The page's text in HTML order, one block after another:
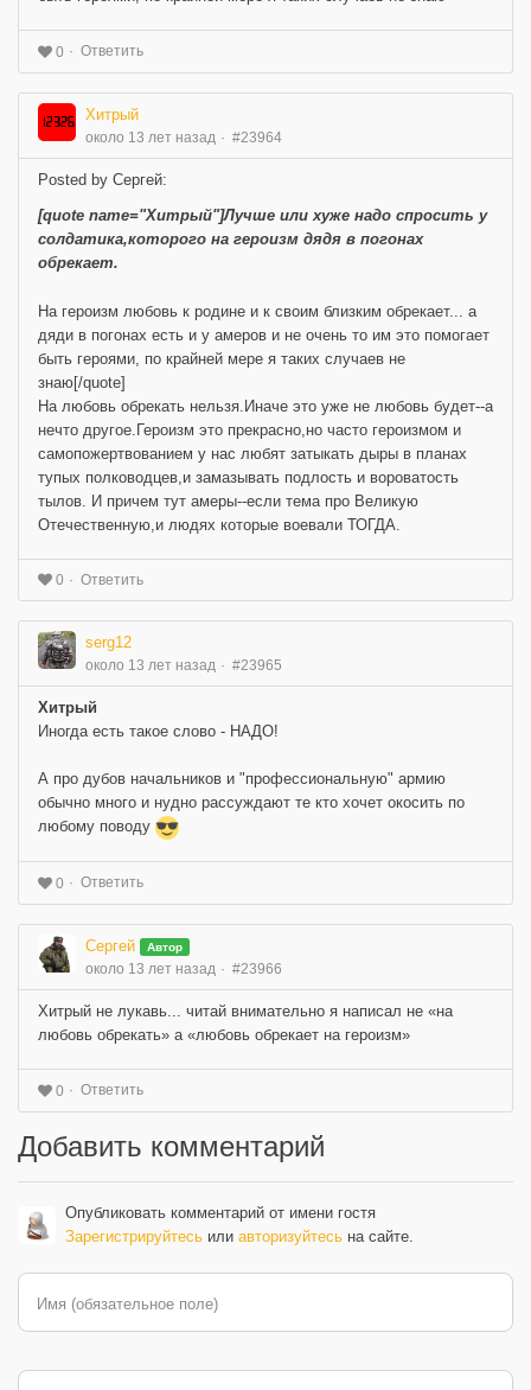
0 Ответить
Хитрый
около 13 лет назад #23964
Posted by Сергей:
[quote name="Хитрый"]Лучше или хуже надо спросить у
солдатика,которого на героизм дядя в погонах
обрекает.
На героизм любовь к родине и к своим близким обрекает... а
дяди в погонах есть и у амеров и не очень то им это помогает
быть героями, по крайней мере я таких случаев не
знаю[/quote]
На любовь обрекать нельзя.Иначе это уже не любовь будет--а
нечто другое.Героизм это прекрасно,но часто героизмом и
самопожертвованием у нас любят затыкать дыры в планах
тупых полководцев,и замазывать подлость и вороватость
тылов. И причем тут амеры--если тема про Великую
Отечественную,и людях которые воевали ТОГДА.
0 Ответить
serg12
около 13 лет назад #23965
Хитрый
Иногда есть такое слово - НАДО!
А про дубов начальников и "профессиональную" армию
обычно много и нудно рассуждают те кто хочет окосить по
любому поводу
0 Ответить
Сергей Автор
около 13 лет назад #23966
Хитрый не лукавь... читай внимательно я написал не «на
любовь обрекать» а «любовь обрекает на героизм»
0 Ответить
Добавить комментарий
Опубликовать комментарий от имени гостя
Зарегистрируйтесь или авторизуйтесь на сайте.
Имя (обязательное поле)